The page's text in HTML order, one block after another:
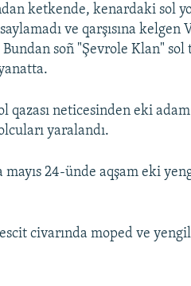
ketkende, kenardaki sol
ve qarşısına
Bundan soñ "Şevrole Klan"
qazası neticesinden eki
yaralandı.
mayıs 24-ünde aqşam eki
civarında moped ve